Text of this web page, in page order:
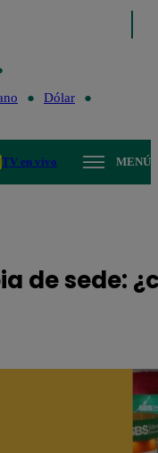
Dólar
TV en vivo MENÚ
de sede: